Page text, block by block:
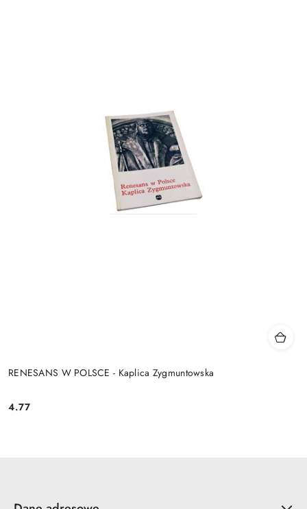
RENESANS W POLSCE - Kaplica Zygmuntowska
Cena:
4.77